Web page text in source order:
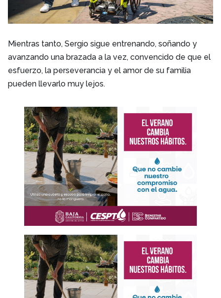
Mientras tanto, Sergio sigue entrenando, soñando y
avanzando una brazada a la vez, convencido de que el
esfuerzo, la perseverancia y el amor de su familia
pueden llevarlo muy lejos.